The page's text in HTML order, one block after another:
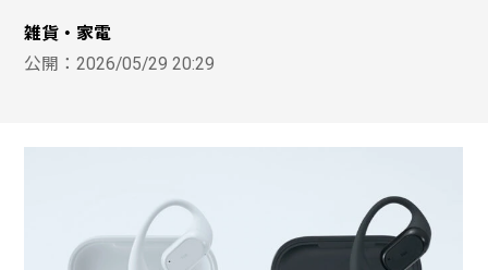
雑貨・家電
公開：2026/05/29 20:29